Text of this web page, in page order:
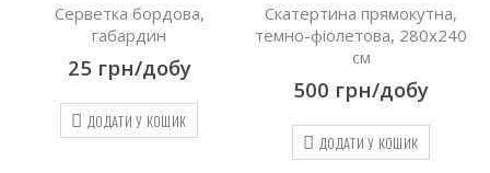
бордова,
добу
У КОШИК
Скатертина прямокутна,
темно-фіолетова, 280х240
грн/добу
ДОДАТИ У КОШИК
Серветка
25